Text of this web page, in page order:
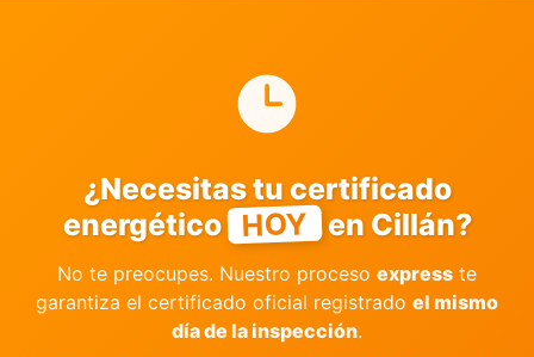
¿Necesitas tu certificado
energético HOY en Cillán?
No te preocupes. Nuestro proceso express te
garantiza el certificado oficial registrado el mismo
día de la inspección.